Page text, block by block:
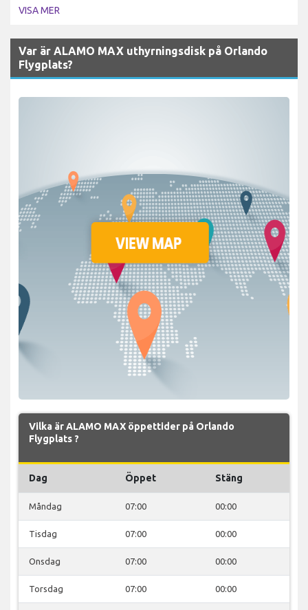
VISA MER
Var är ALAMO MAX uthyrningsdisk på Orlando
Flygplats?
Vilka är ALAMO MAX öppettider på Orlando
Flygplats ?
Dag Öppet Stäng
Måndag 07:00 00:00
Tisdag 07:00 00:00
Onsdag 07:00 00:00
Torsdag 07:00 00:00